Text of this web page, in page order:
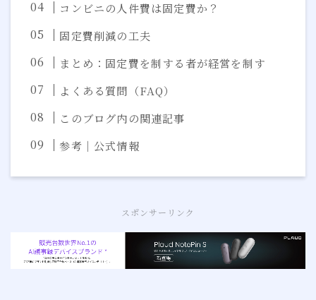
コンビニの人件費は固定費か？
固定費削減の工夫
まとめ：固定費を制する者が経営を制す
よくある質問（FAQ）
このブログ内の関連記事
参考｜公式情報
スポンサーリンク